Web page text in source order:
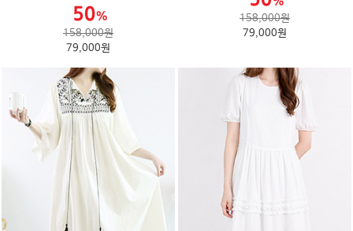
158,000원
79,000원
158,000원
79,000원